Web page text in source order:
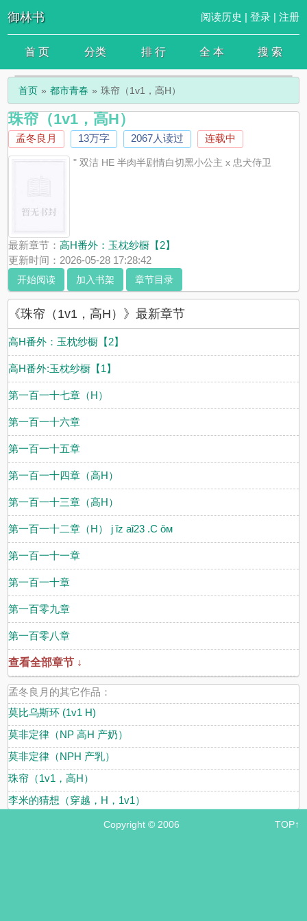
御林书 阅读历史 | 登录| 注册
首 页 分类 排 行 全 本 搜 索
首页 都市青春 珠帘（1v1，高H）
珠帘（1v1，高H）
孟冬良月 13万字 2067人读过 连载中
" 双洁 HE 半肉半剧情白切黑小公主 x 忠犬侍卫
最新章节：高H番外：玉枕纱橱【2】
更新时间：2026-05-28 17:28:42
开始阅读 加入书架 章节目录
《珠帘（1v1，高H）》最新章节
高H番外：玉枕纱橱【2】
高H番外:玉枕纱橱【1】
第一百一十七章（H）
第一百一十六章
第一百一十五章
第一百一十四章（高H）
第一百一十三章（高H）
第一百一十二章（H） j ǐz aǐ23 .С ǒм
第一百一十一章
第一百一十章
第一百零九章
第一百零八章
查看全部章节 ↓
孟冬良月的其它作品：
莫比乌斯环 (1v1 H)
莫非定律（NP 高H 产奶）
莫非定律（NPH 产乳）
珠帘（1v1，高H）
李米的猜想（穿越，H，1v1）
Copyright © 2006 TOP↑